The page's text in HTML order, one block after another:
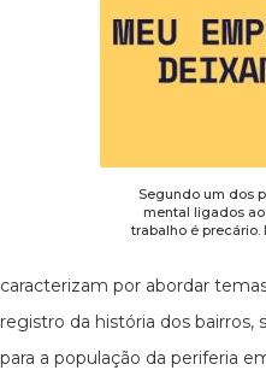
Segundo um dos
mental ligados
trabalho é
caracterizam por abordar
registro da história dos
para a população da periferia